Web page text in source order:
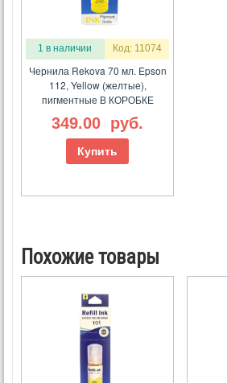
1 в наличии Код: 11074
Чернила Rekova 70 мл. Epson
112, Yellow (желтые),
пигментные В КОРОБКЕ
349.00 руб.
Купить
Похожие товары